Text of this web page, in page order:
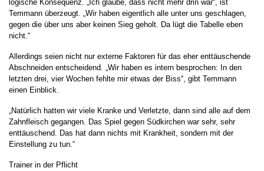
logische Konsequenz. „Ich glaube, dass nicht mehr drin war“, ist
Temmann überzeugt. „Wir haben eigentlich alle unter uns geschlagen,
gegen die über uns aber keinen Sieg geholt. Da lügt die Tabelle eben
nicht.“
Allerdings seien nicht nur externe Faktoren für das eher enttäuschende
Abschneiden entscheidend. „Wir haben es intern besprochen: In den
letzten drei, vier Wochen fehlte mir etwas der Biss“, gibt Temmann
einen Einblick.
„Natürlich hatten wir viele Kranke und Verletzte, dann sind alle auf dem
Zahnfleisch gegangen. Das Spiel gegen Südkirchen war sehr, sehr
enttäuschend. Das hat dann nichts mit Krankheit, sondern mit der
Einstellung zu tun.“
Trainer in der Pflicht